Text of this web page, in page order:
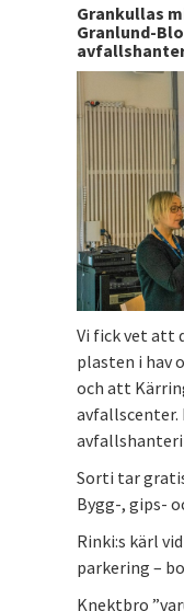
Grankullas
Granlund-
Vi fick vet att
plasten i hav
och att
avfallscenter.
Sorti tar
Bygg-, gips-
Rinki:s kärl
parkering –
Knektbro